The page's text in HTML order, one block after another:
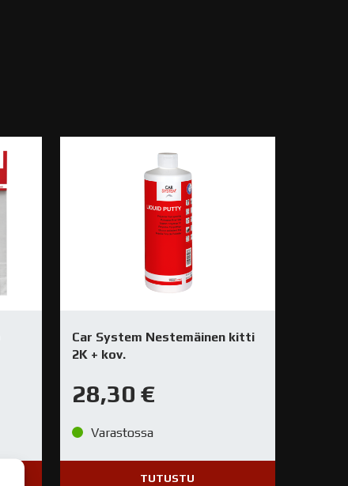
Car System Nestemäinen kitti
2K + kov.
28,30 €
Varastossa
TUTUSTU